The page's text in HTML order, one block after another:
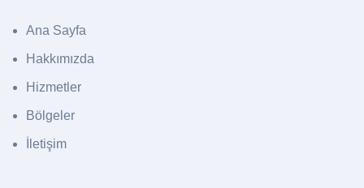
Ana Sayfa
Hakkımızda
Hizmetler
Bölgeler
İletişim